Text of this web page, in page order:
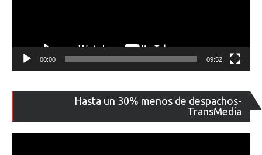
00:00 09:52
Hasta un 30% menos de despachos-
TransMedia
de